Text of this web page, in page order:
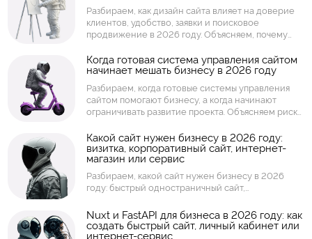
Разбираем, как дизайн сайта влияет на доверие
клиентов, удобство, заявки и поисковое
продвижение в 2026 году. Объясняем, почему
загрузки, мобильная версия, понятные кнопки,
визуальная подача и удобный путь пользователя.
Когда готовая система управления сайтом
начинает мешать бизнесу в 2026 году
Разбираем, когда готовые системы управления
сайтом помогают бизнесу, а когда начинают
ограничивать развитие проекта. Объясняем риски
доработки, интеграции, масштабирование, права
доступа и поддержка.
Какой сайт нужен бизнесу в 2026 году:
визитка, корпоративный сайт, интернет-
магазин или сервис
Разбираем, какой сайт нужен бизнесу в 2026
году: быстрый одностраничный сайт,
личный кабинет, торговая площадка или
интернет-сервис. Объясняем, как выбрать формат
сайта под задачи компании, заявки, продажи,
Nuxt и FastAPI для бизнеса в 2026 году: как
создать быстрый сайт, личный кабинет или
интернет-сервис